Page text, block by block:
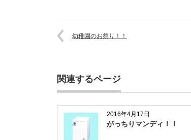
幼稚園のお祭り！！
関連するページ
2016年4月17日
がっちりマンディ！！